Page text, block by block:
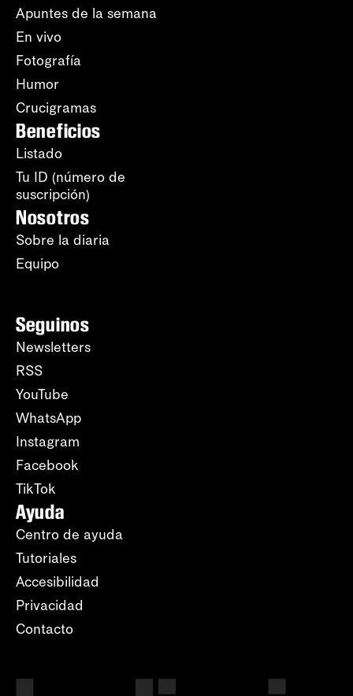
Apuntes de la semana
En vivo
Fotografía
Humor
Crucigramas
Beneficios
Listado
Tu ID (número de
suscripción)
Nosotros
Sobre la diaria
Equipo
Seguinos
Newsletters
RSS
YouTube
WhatsApp
Instagram
Facebook
TikTok
Ayuda
Centro de ayuda
Tutoriales
Accesibilidad
Privacidad
Contacto